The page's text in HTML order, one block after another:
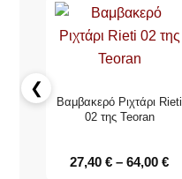
❮
Βαμβακερό Ριχτάρι Rieti
02 της Teoran
27,40€ – 64,00€